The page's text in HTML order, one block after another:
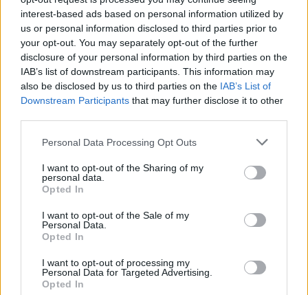
interest-based ads based on personal information utilized by
us or personal information disclosed to third parties prior to
your opt-out. You may separately opt-out of the further
disclosure of your personal information by third parties on the
IAB’s list of downstream participants. This information may
also be disclosed by us to third parties on the IAB’s List of
Downstream Participants that may further disclose it to other
Personal Data Processing Opt Outs
I want to opt-out of the Sharing of my
personal data.
Opted In
I want to opt-out of the Sale of my
Personal Data.
Opted In
I want to opt-out of processing my
Personal Data for Targeted Advertising.
Opted In
aspetto fondamentale su tutti: la rapidità con cui sono
state sviluppate le idee ed erogati gli output finali.
Spesso gli attori della filiera lavorano in silos,
rallentando i tempi di produzione; in questo caso
l’approccio è stato invece di piena collaborazione fin
dalle prime fasi del progetto, garantendo un output
prefissati”.Mattia Salvi CEO & Co-Founder diAryel
versatilità, e ciò si manifesta nella fluidità con cui
Teads ha potuto integrarla in diverse combinazioni di
soluzioni Creative in 3D/AR, che varia dai formati 3D
puri ai 3D con Virtual Try-On, fino ai video arricchiti con
di esplorare differenti strategie, ma offriamo anche la
capacità di adattare e personalizzare la comunicazione